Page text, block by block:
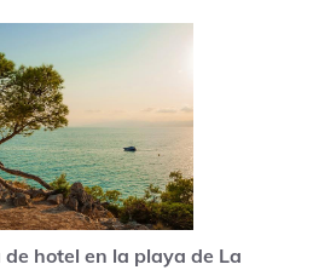
hotel en la playa de La